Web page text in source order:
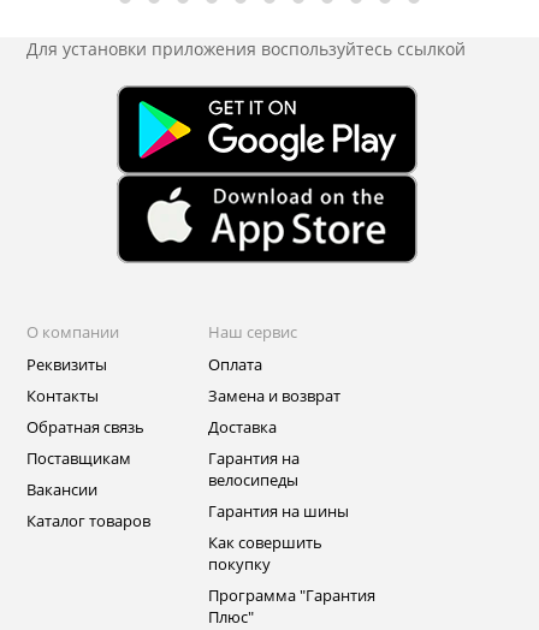
Для установки приложения воспользуйтесь ссылкой
О компании
Реквизиты
Контакты
Обратная связь
Поставщикам
Вакансии
Каталог товаров
Наш сервис
Оплата
Замена и возврат
Доставка
Гарантия на
велосипеды
Гарантия на шины
Как совершить
покупку
Программа "Гарантия
Плюс"